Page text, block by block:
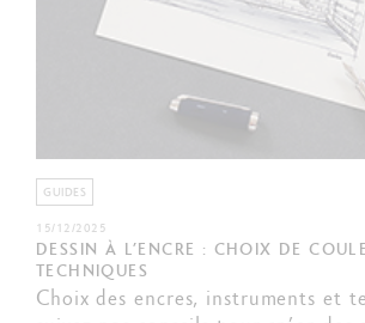
GUIDES
15/12/2025
DESSIN À L’ENCRE : CHOIX DE
TECHNIQUES
Choix des encres, instruments et